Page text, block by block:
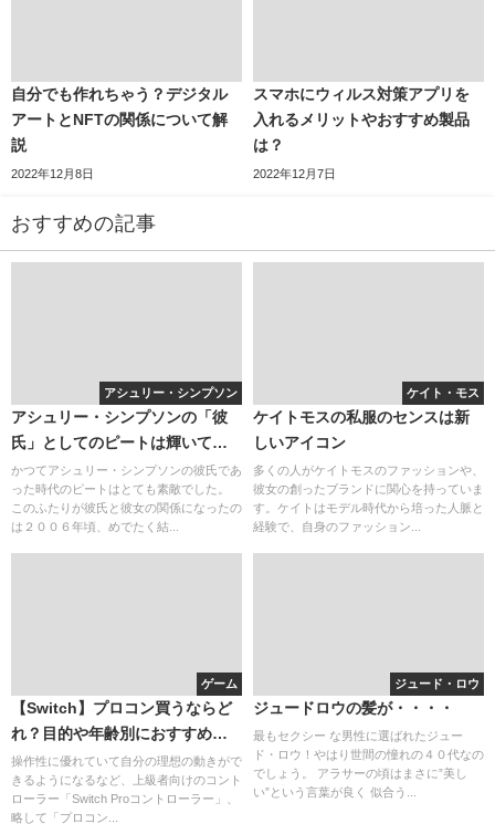
自分でも作れちゃう？デジタル
アートとNFTの関係について解
説
2022年12月8日
スマホにウィルス対策アプリを
入れるメリットやおすすめ製品
は？
2022年12月7日
おすすめの記事
アシュリー・シンプソン
アシュリー・シンプソンの「彼
氏」としてのピートは輝いてい
た
かつてアシュリー・シンプソンの彼氏であ
った時代のピートはとても素敵でした。
このふたりが彼氏と彼女の関係になったの
は２００６年頃、めでたく結...
ケイト・モス
ケイトモスの私服のセンスは新
しいアイコン
多くの人がケイトモスのファッションや、
彼女の創ったブランドに関心を持っていま
す。ケイトはモデル時代から培った人脈と
経験で、自身のファッション...
ゲーム
【Switch】プロコン買うならど
れ？目的や年齢別におすすめを
ご紹介！
操作性に優れていて自分の理想の動きがで
きるようになるなど、上級者向けのコント
ローラー「Switch Proコントローラー」、
略して「プロコン...
ジュード・ロウ
ジュードロウの髪が・・・・
最もセクシー な男性に選ばれたジュー
ド・ロウ！やはり世間の憧れの４０代なの
でしょう。 アラサーの頃はまさに”美し
い”という言葉が良く 似合う...